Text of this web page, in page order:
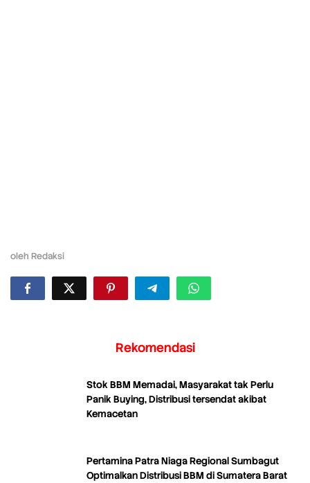
oleh Redaksi
Rekomendasi
Stok BBM Memadai, Masyarakat tak Perlu
Panik Buying, Distribusi tersendat akibat
Kemacetan
Pertamina Patra Niaga Regional Sumbagut
Optimalkan Distribusi BBM di Sumatera Barat